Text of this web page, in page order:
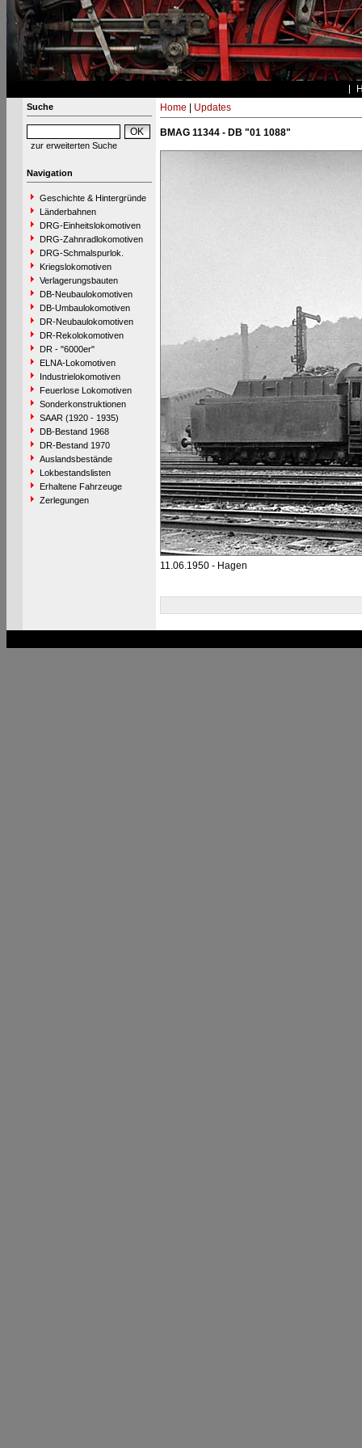
Suche
zur erweiterten Suche
Navigation
Geschichte & Hintergründe
Länderbahnen
DRG-Einheitslokomotiven
DRG-Zahnradlokomotiven
DRG-Schmalspurlok.
Kriegslokomotiven
Verlagerungsbauten
DB-Neubaulokomotiven
DB-Umbaulokomotiven
DR-Neubaulokomotiven
DR-Rekolokomotiven
DR - "6000er"
ELNA-Lokomotiven
Industrielokomotiven
Feuerlose Lokomotiven
Sonderkonstruktionen
SAAR (1920 - 1935)
DB-Bestand 1968
DR-Bestand 1970
Auslandsbestände
Lokbestandslisten
Erhaltene Fahrzeuge
Zerlegungen
Home Updates
BMAG 11344 - DB "01 1088"
11.06.1950 - Hagen